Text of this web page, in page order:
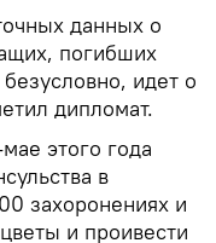
данных о
погибших
идет о
дипломат.
этого года
в
захоронениях и
и проивести